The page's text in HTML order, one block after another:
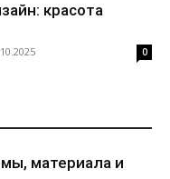
красота
0
материала и